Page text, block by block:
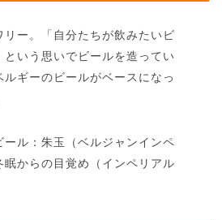
リー。「自分たちが飲みたいビ
という思いでビールを造ってい
ルギーのビールがベースになっ
ール：朱玉（ベルジャンインペ
眠からの目覚め（インペリアル